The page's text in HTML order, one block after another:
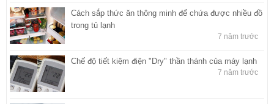
Cách sắp thức ăn thông minh để chứa được nhiều đồ
trong tủ lạnh
7 năm trước
Chế độ tiết kiệm điện "Dry" thần thánh của máy lạnh
7 năm trước